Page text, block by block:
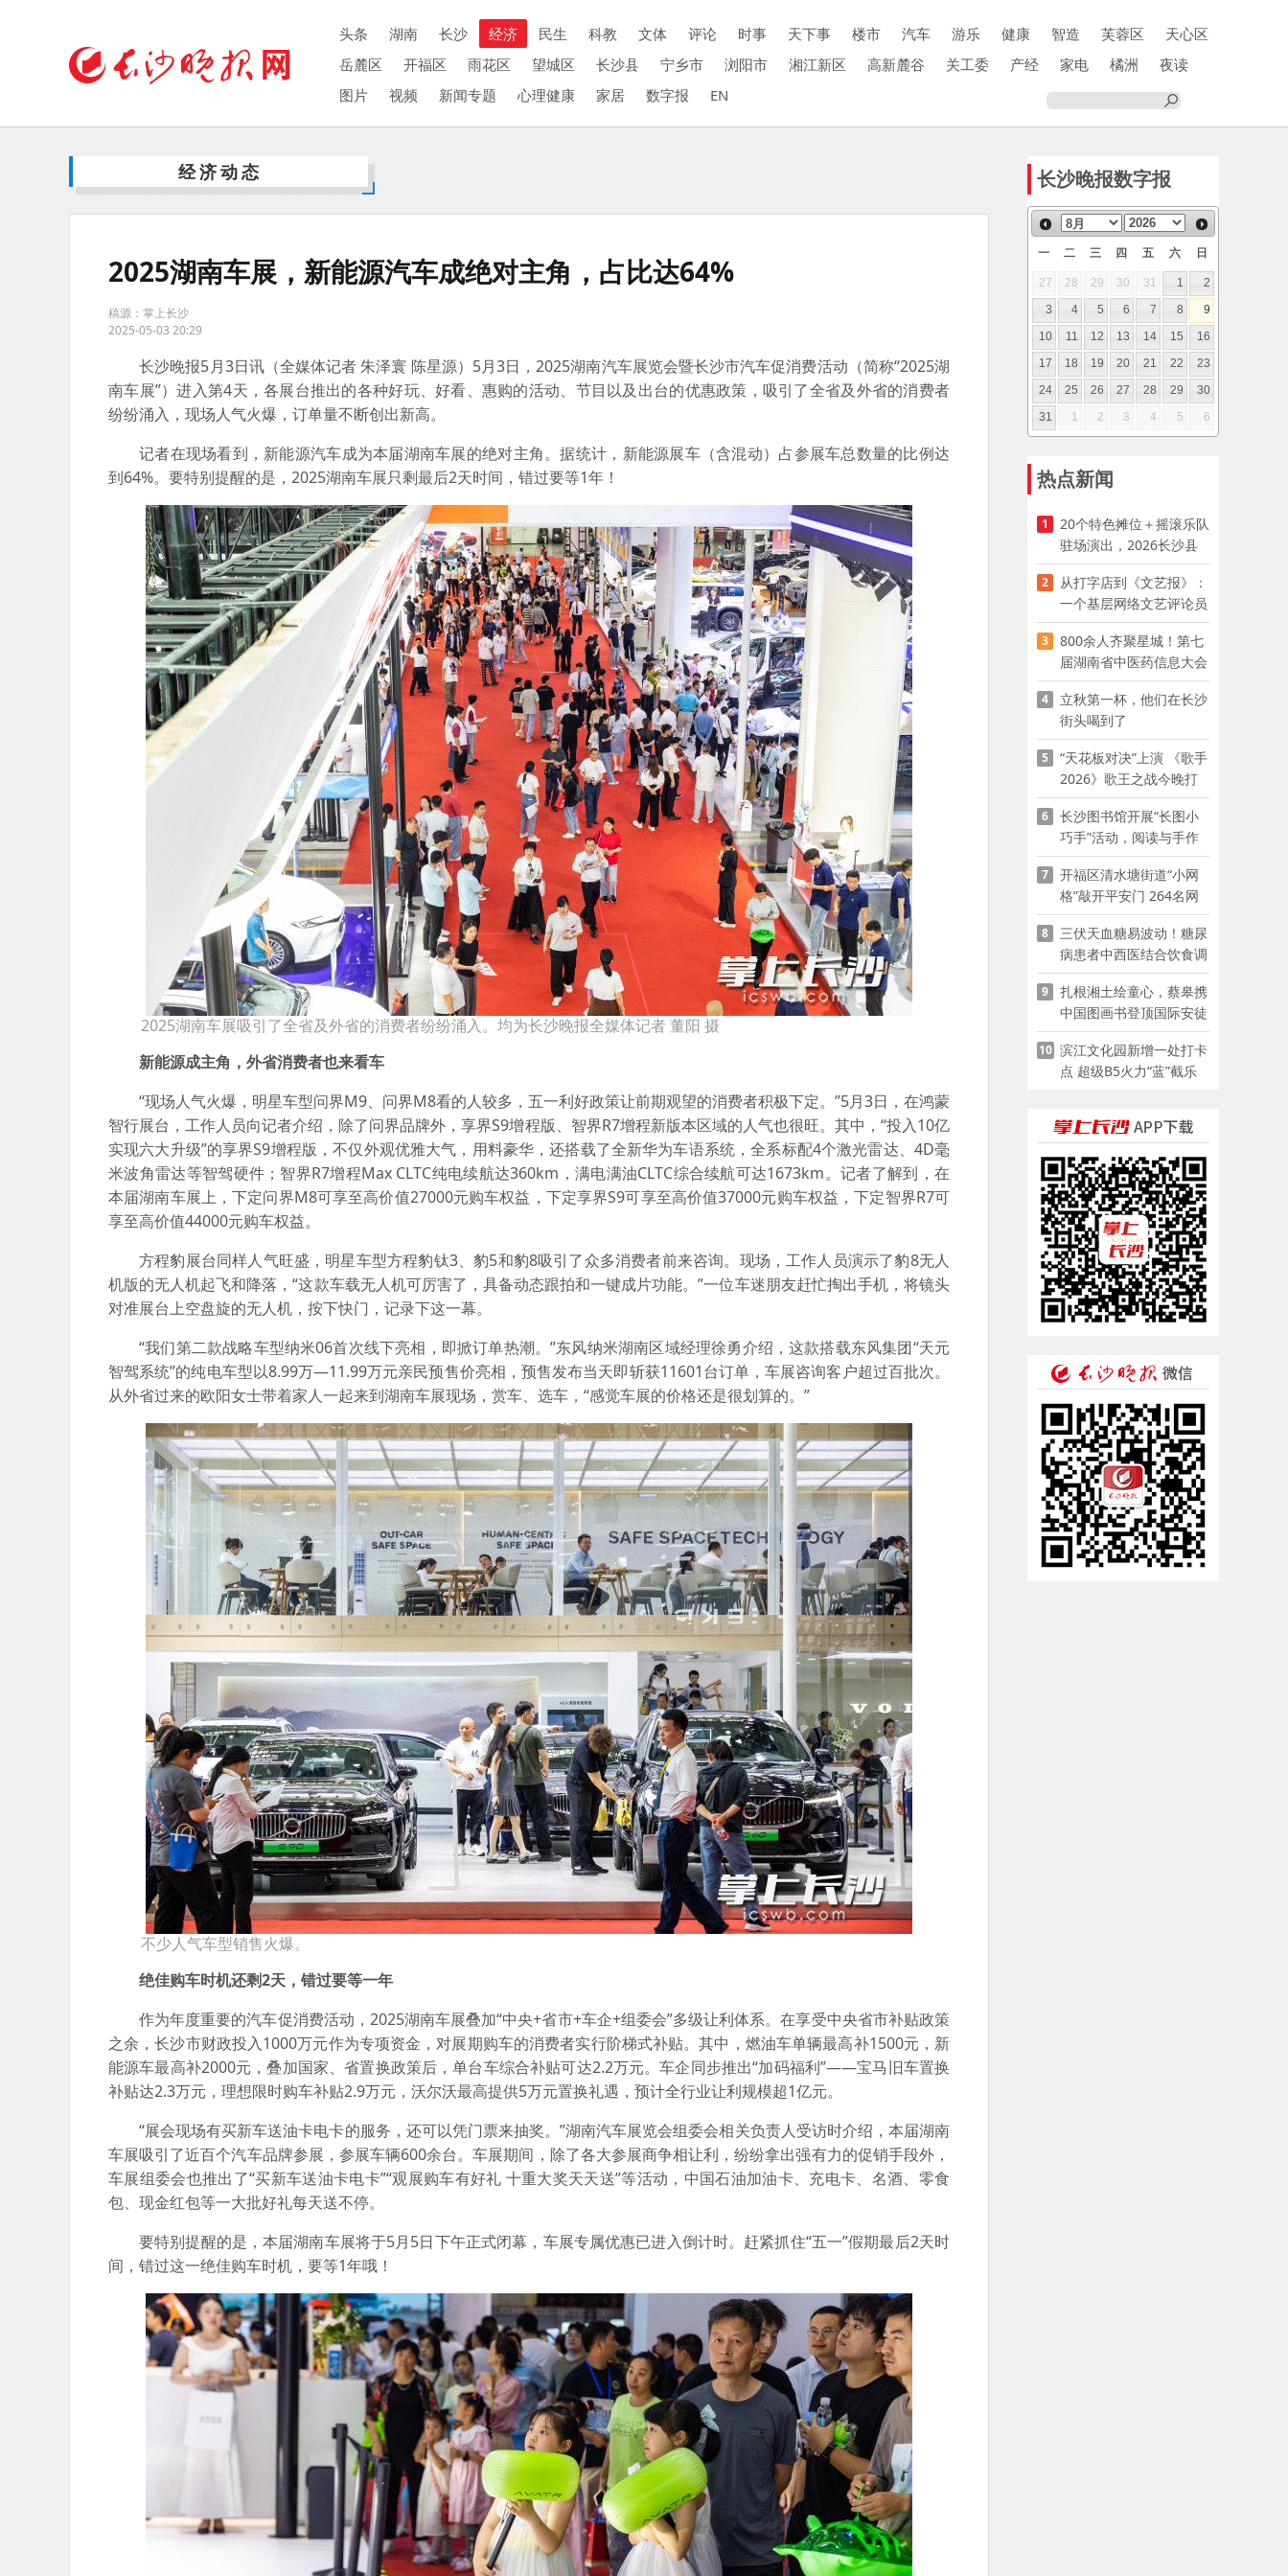
头条 湖南 长沙 经济 民生 科教 文体 评论 时事 天下事 楼市 汽车 游乐 健康 智造 芙蓉区
天心区
岳麓区
开福区 雨花区 望城区 长沙县 宁乡市 浏阳市 湘江新区 高新麓谷 关工委 产经 家电 橘洲
夜读
图片
视频 新闻专题 心理健康 家居 数字报 EN
经济动态
2025湖南车展，新能源汽车成绝对主角，占比达64%
稿源：掌上长沙
2025-05-03 20:29
长沙晚报5月3日讯（全媒体记者 朱泽寰 陈星源） 5月3日，2025湖南汽车展览会暨长沙市汽车促消费活动（简称“2025湖
南车展”）进入第4天，各展台推出的各种好玩、好看、惠购的活动、节目以及出台的优惠政策，吸引了全省及外省的消费者
纷纷涌入，现场人气火爆，订单量不断创出新高。
记者在现场看到，新能源汽车成为本届湖南车展的绝对主角。据统计，新能源展车（含混动）占参展车总数量的比例达
到64%。要特别提醒的是，2025湖南车展只剩最后2天时间，错过要等1年！
2025湖南车展吸引了全省及外省的消费者纷纷涌入。均为长沙晚报全媒体记者 董阳 摄
新能源成主角，外省消费者也来看车
“现场人气火爆，明星车型问界M9、问界M8看的人较多，五一利好政策让前期观望的消费者积极下定。”5月3日，在鸿蒙
智行展台，工作人员向记者介绍，除了问界品牌外，享界S9增程版、智界R7增程新版本区域的人气也很旺。其中，“投入10亿
实现六大升级”的享界S9增程版，不仅外观优雅大气，用料豪华，还搭载了全新华为车语系统，全系标配4个激光雷达、4D毫
米波角雷达等智驾硬件；智界R7增程Max CLTC纯电续航达360km，满电满油CLTC综合续航可达1673km。记者了解到，在
本届湖南车展上，下定问界M8可享至高价值27000元购车权益，下定享界S9可享至高价值37000元购车权益，下定智界R7可
享至高价值44000元购车权益。
方程豹展台同样人气旺盛，明星车型方程豹钛3、豹5和豹8吸引了众多消费者前来咨询。现场，工作人员演示了豹8无人
机版的无人机起飞和降落，“这款车载无人机可厉害了，具备动态跟拍和一键成片功能。”一位车迷朋友赶忙掏出手机，将镜头
对准展台上空盘旋的无人机，按下快门，记录下这一幕。
“我们第二款战略车型纳米06首次线下亮相，即掀订单热潮。”东风纳米湖南区域经理徐勇介绍，这款搭载东风集团“天元
智驾系统”的纯电车型以8.99万—11.99万元亲民预售价亮相，预售发布当天即斩获11601台订单，车展咨询客户超过百批次。
从外省过来的欧阳女士带着家人一起来到湖南车展现场，赏车、选车，“感觉车展的价格还是很划算的。”
不少人气车型销售火爆。
绝佳购车时机还剩2天，错过要等一年
作为年度重要的汽车促消费活动，2025湖南车展叠加“中央+省市+车企+组委会”多级让利体系。在享受中央省市补贴政策
之余，长沙市财政投入1000万元作为专项资金，对展期购车的消费者实行阶梯式补贴。其中，燃油车单辆最高补1500元，新
能源车最高补2000元，叠加国家、省置换政策后，单台车综合补贴可达2.2万元。车企同步推出“加码福利”——宝马旧车置换
补贴达2.3万元，理想限时购车补贴2.9万元，沃尔沃最高提供5万元置换礼遇，预计全行业让利规模超1亿元。
“展会现场有买新车送油卡电卡的服务，还可以凭门票来抽奖。”湖南汽车展览会组委会相关负责人受访时介绍，本届湖南
车展吸引了近百个汽车品牌参展，参展车辆600余台。车展期间，除了各大参展商争相让利，纷纷拿出强有力的促销手段外，
车展组委会也推出了“买新车送油卡电卡”“观展购车有好礼 十重大奖天天送”等活动，中国石油加油卡、充电卡、名酒、零食
包、现金红包等一大批好礼每天送不停。
要特别提醒的是，本届湖南车展将于5月5日下午正式闭幕，车展专属优惠已进入倒计时。赶紧抓住“五一”假期最后2天时
间，错过这一绝佳购车时机，要等1年哦！
长沙晚报数字报
一 二 三 四 五 六 日
27 28 29 30 31 1
2
3
4 5 6 7 8
9
10
11 12 13 14 15
16
17
18 19 20 21 22
23
24
25 26 27 28 29
30
31
1 2 3 4 5 6
热点新闻
1
20个特色摊位＋摇滚乐队
驻场演出，2026长沙县
夜市嘉年华启幕
2
从打字店到《文艺报》：
一个基层网络文艺评论员
的突围
3
800余人齐聚星城！第七
届湖南省中医药信息大会
开幕，AI正在“读懂”古老
中医
4
立秋第一杯，他们在长沙
街头喝到了
5
“天花板对决”上演 《歌手
2026》歌王之战今晚打
响
6
长沙图书馆开展“长图小
巧手”活动，阅读与手作
赋能少儿暑期成长
7
开福区清水塘街道“小网
格”敲开平安门 264名网
格员扫楼“错峰问安”
8
三伏天血糖易波动！糖尿
病患者中西医结合饮食调
养指南
9
扎根湘土绘童心，蔡皋携
中国图画书登顶国际安徒
生奖
10 滨江文化园新增一处打卡
点 超级B5火力“蓝”截乐